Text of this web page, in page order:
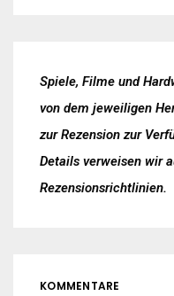
Spiele, Filme und
von dem jeweiligen
zur Rezension zur
Details verweisen wir
Rezensionsrichtlinien.
KOMMENTARE